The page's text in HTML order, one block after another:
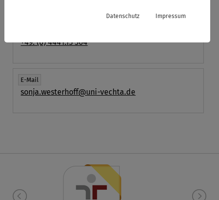
Datenschutz Impressum
+49. (0) 4441.15 364
E-Mail
sonja.westerhoff@uni-vechta.de